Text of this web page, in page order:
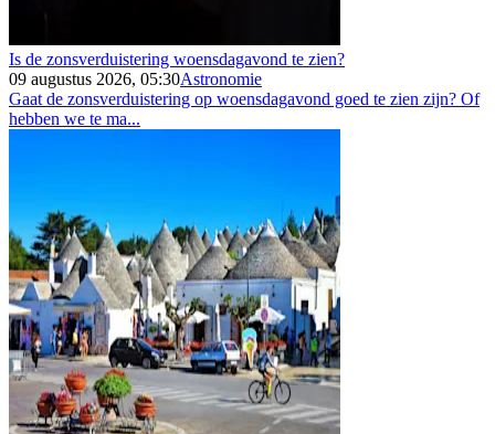
Is de zonsverduistering woensdagavond te zien?
09 augustus 2026, 05:30Astronomie
Gaat de zonsverduistering op woensdagavond goed te zien zijn? Of
hebben we te ma...